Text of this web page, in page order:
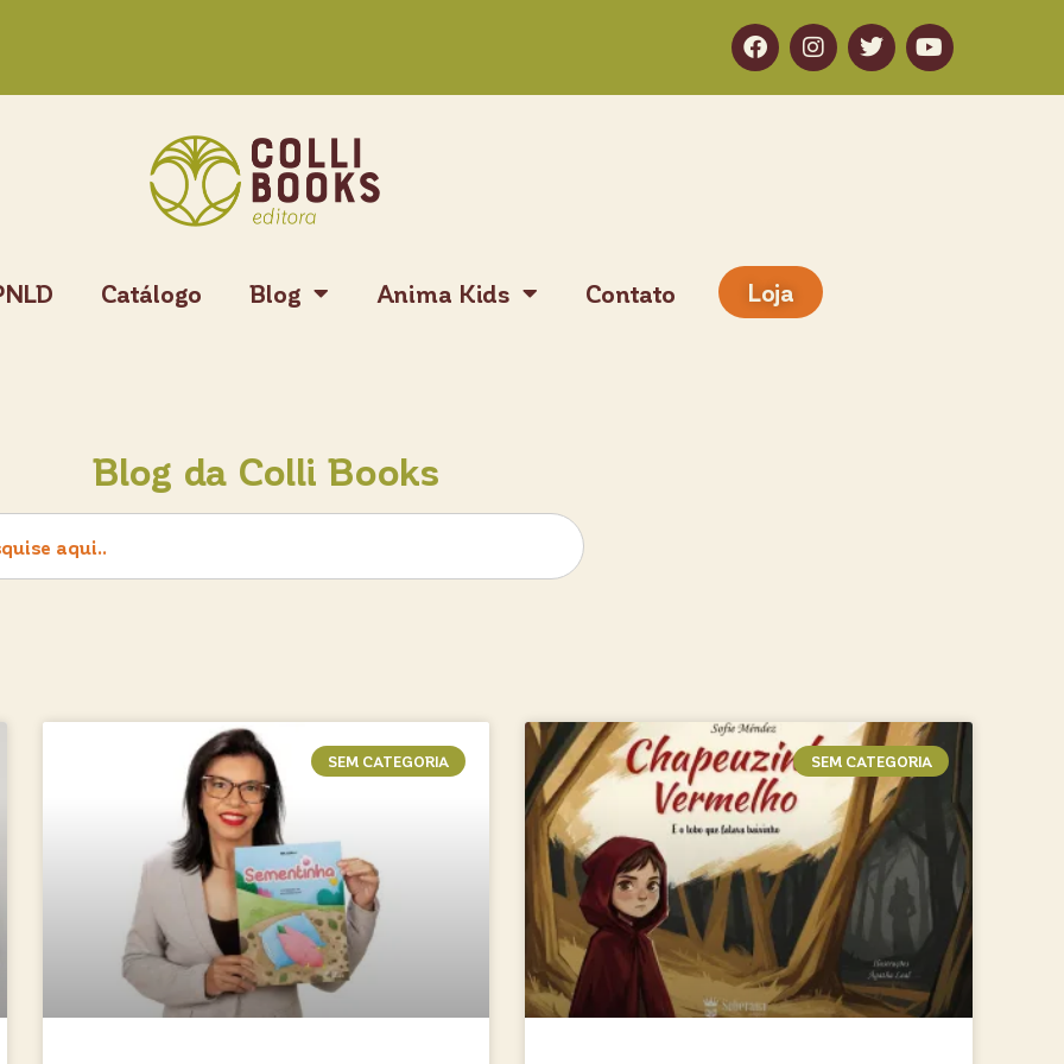
Catálogo Blog Anima Kids Contato Loja
Blog da Colli Books
SEM CATEGORIA SEM CATEGORIA